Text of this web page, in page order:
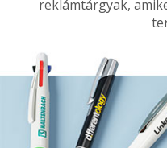
reklámtárgyak,